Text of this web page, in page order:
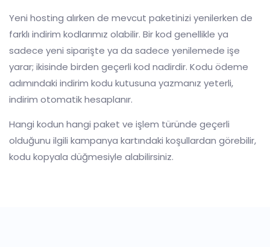
Yeni hosting alırken de mevcut paketinizi yenilerken de
farklı indirim kodlarımız olabilir. Bir kod genellikle ya
sadece yeni siparişte ya da sadece yenilemede işe
yarar; ikisinde birden geçerli kod nadirdir. Kodu ödeme
adımındaki indirim kodu kutusuna yazmanız yeterli,
indirim otomatik hesaplanır.
Hangi kodun hangi paket ve işlem türünde geçerli
olduğunu ilgili kampanya kartındaki koşullardan görebilir,
kodu kopyala düğmesiyle alabilirsiniz.